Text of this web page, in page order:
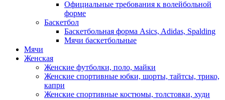
Официальные требования к волейбольной
форме
Баскетбол
Баскетбольная форма Asics, Adidas, Spalding
Мячи баскетбольные
Мячи
Женская
Женские футболки, поло, майки
Женские спортивные юбки, шорты, тайтсы, трико,
капри
Женские спортивные костюмы, толстовки, худи